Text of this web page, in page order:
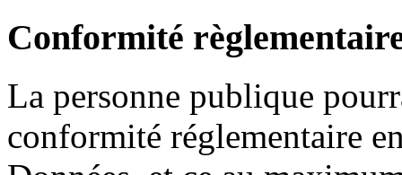
Conformité
La personne publique
conformité réglementaire